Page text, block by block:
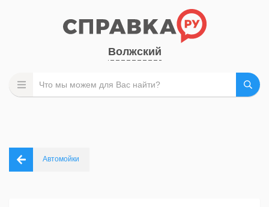
Волжский
Автомойки